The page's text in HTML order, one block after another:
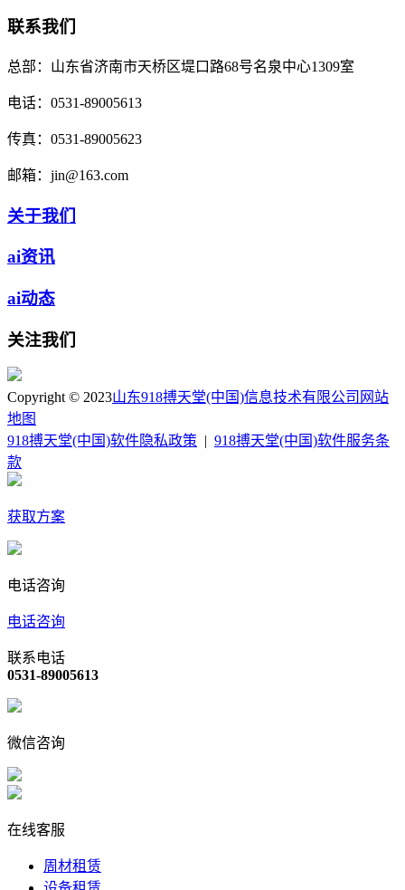
联系我们
总部： 山东省济南市天桥区堤口路68号名泉中心1309室
电话： 0531-89005613
传真： 0531-89005623
邮箱： jin@163.com
关于我们
ai资讯
ai动态
关注我们
Copyright © 2023山东918搏天堂(中国)信息技术有限公司 网站
地图
918搏天堂(中国)软件隐私政策
918搏天堂(中国)软件服务条
款
获取方案
电话咨询
电话咨询
联系电话
0531-89005613
微信咨询
在线客服
周材租赁